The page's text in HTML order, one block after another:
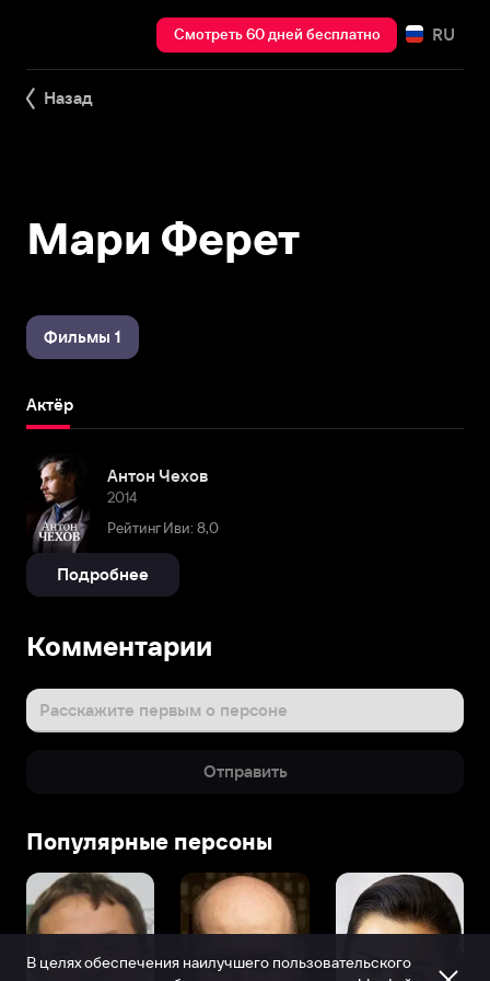
Смотреть 60 дней бесплатно RU
Назад
Мари Ферет
Фильмы 1
Актёр
Антон Чехов
2014
Рейтинг Иви: 8,0
Подробнее
Комментарии
Расскажите первым о персоне
Отправить
Популярные персоны
В целях обеспечения наилучшего пользовательского